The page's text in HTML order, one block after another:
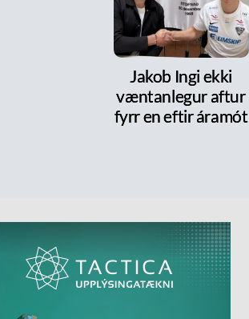
Jakob Ingi ekki
væntanlegur aftur
fyrr en eftir áramót